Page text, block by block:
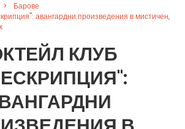
Барове
авангардни произведения в мистичен,
КЛУБ